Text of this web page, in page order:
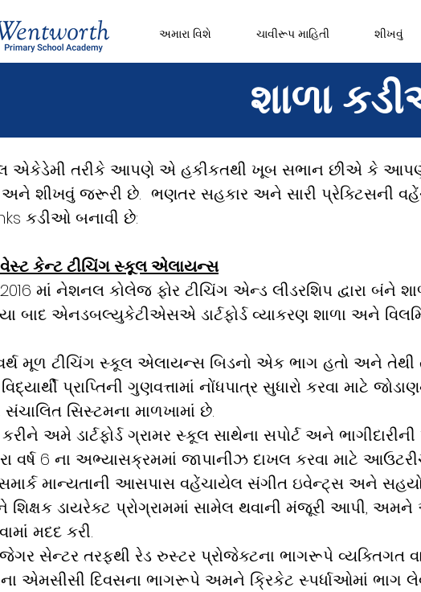
અમારા વિશે ચાવીરૂપ માહિતી શીખવું
શાળા
એકેડેમી તરીકે આપણે એ હકીકતથી ખૂબ સભાન છીએ કે
શીખવું જરૂરી છે. ભણતર સહકાર અને સારી પ્રેક્ટિસની
કડીઓ બનાવી છે:
વેસ્ટ કેન્ટ ટીચિંગ સ્કૂલ એલાયન્સ
માં નેશનલ કોલેજ ફોર ટીચિંગ એન્ડ લીડરશિપ દ્વારા બંને
બાદ એનડબલ્યુકેટીએસએ ડાર્ટફોર્ડ વ્યાકરણ શાળા અને
મૂળ ટીચિંગ સ્કૂલ એલાયન્સ બિડનો એક ભાગ હતો અને તેથી
પ્રાપ્તિની ગુણવત્તામાં નોંધપાત્ર સુધારો કરવા માટે
સંચાલિત સિસ્ટમના માળખામાં છે.
અમે ડાર્ટફોર્ડ ગ્રામર સ્કૂલ સાથેના સપોર્ટ અને
વર્ષ 6 ના અભ્યાસક્રમમાં જાપાનીઝ દાખલ કરવા માટે
માન્યતાની આસપાસ વહેંચાયેલ સંગીત ઇવેન્ટ્સ અને
ડાયરેક્ટ પ્રોગ્રામમાં સામેલ થવાની મંજૂરી આપી, અમને
મદદ કરી.
સેન્ટર તરફથી રેડ રુસ્ટર પ્રોજેક્ટના ભાગરૂપે વ્યક્તિગત
એમસીસી દિવસના ભાગરૂપે અમને ક્રિકેટ સ્પર્ધાઓમાં ભાગ